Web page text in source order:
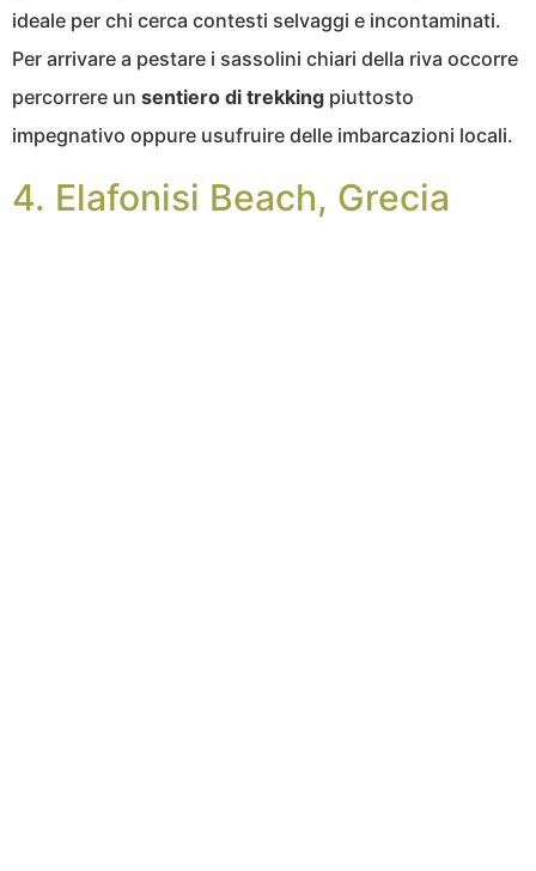
ideale per chi cerca contesti selvaggi e incontaminati.
Per arrivare a pestare i sassolini chiari della riva occorre
percorrere un sentiero di trekking piuttosto
impegnativo oppure usufruire delle imbarcazioni locali.
4. Elafonisi Beach, Grecia